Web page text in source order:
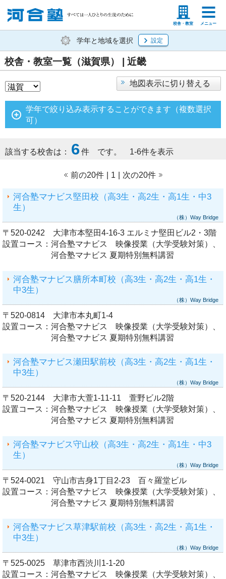
校舎・教室 メニュー
塾生の方 高等学校の先生
学年と地域を選択 設定
校舎・教室一覧（滋賀県） | 近畿
地図表示に切り替える
学年で絞り込み表示することができます（複数選択
可）
該当する校舎は： 6件 です。 1-6件を表示
前の20件 1 次の20件
河合塾マナビス堅田校（高3生・高2生・高1生・中3
生）
（株）Way Bridge
〒520-0242 大津市本堅田4-16-3 エルミナ堅田ビル2・3階
設置コース： 河合塾マナビス 映像授業（大学受験対策）、
河合塾マナビス 夏期特別無料講習
河合塾マナビス膳所本町校（高3生・高2生・高1生・
中3生）
（株）Way Bridge
〒520-0814 大津市本丸町1-4
設置コース： 河合塾マナビス 映像授業（大学受験対策）、
河合塾マナビス 夏期特別無料講習
河合塾マナビス瀬田駅前校（高3生・高2生・高1生・
中3生）
（株）Way Bridge
〒520-2144 大津市大萱1-11-11 萱野ビル2階
設置コース： 河合塾マナビス 映像授業（大学受験対策）、
河合塾マナビス 夏期特別無料講習
河合塾マナビス守山校（高3生・高2生・高1生・中3
生）
（株）Way Bridge
〒524-0021 守山市吉身1丁目2-23 百々羅堂ビル
設置コース： 河合塾マナビス 映像授業（大学受験対策）、
河合塾マナビス 夏期特別無料講習
河合塾マナビス草津駅前校（高3生・高2生・高1生・
中3生）
（株）Way Bridge
〒525-0025 草津市西渋川1-1-20
設置コース： 河合塾マナビス 映像授業（大学受験対策）、